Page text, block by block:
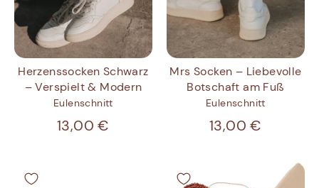
Herzenssocken Schwarz
– Verspielt & Modern
Eulenschnitt
13,00 €
Mrs Socken – Liebevolle
Botschaft am Fuß
Eulenschnitt
13,00 €